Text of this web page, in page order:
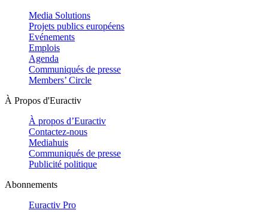
Media Solutions
Projets publics européens
Evénements
Emplois
Agenda
Communiqués de presse
Members’ Circle
À Propos d'Euractiv
À propos d’Euractiv
Contactez-nous
Mediahuis
Communiqués de presse
Publicité politique
Abonnements
Euractiv Pro